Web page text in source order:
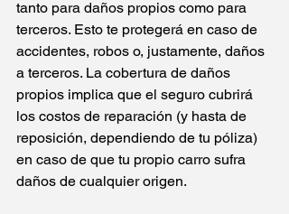
tanto para daños propios como para
terceros. Esto te protegerá en caso de
accidentes, robos o, justamente, daños
a terceros. La cobertura de daños
propios implica que el seguro cubrirá
los costos de reparación (y hasta de
reposición, dependiendo de tu póliza)
en caso de que tu propio carro sufra
daños de cualquier origen.